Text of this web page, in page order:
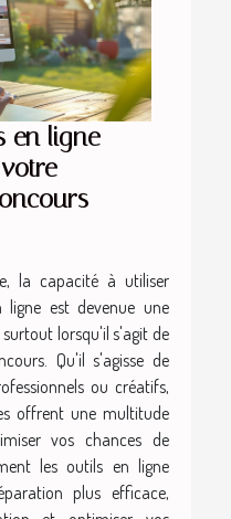
en ligne
la capacité à utiliser
est devenue une
lorsqu'il s'agit de
Qu'il s'agisse de
ou créatifs,
offrent une multitude
vos chances de
les outils en ligne
plus efficace,